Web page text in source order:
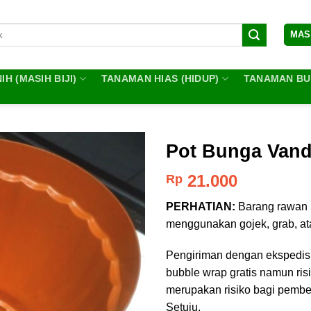
(MASIH BIJI) TANAMAN HIAS (HIDUP)
TANAMAN
Pot Bunga
Rp 21.000
PERHATIAN: Barang
menggunakan gojek, grab,
Pengiriman dengan
bubble wrap gratis namun
merupakan risiko bagi
Setuju.